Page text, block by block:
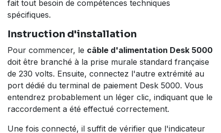
fait tout besoin de compétences techniques
spécifiques.
Instruction d'installation
Pour commencer, le câble d'alimentation Desk 5000
doit être branché à la prise murale standard française
de 230 volts. Ensuite, connectez l'autre extrémité au
port dédié du terminal de paiement Desk 5000. Vous
entendrez probablement un léger clic, indiquant que le
raccordement a été effectué correctement.
Une fois connecté, il suffit de vérifier que l'indicateur